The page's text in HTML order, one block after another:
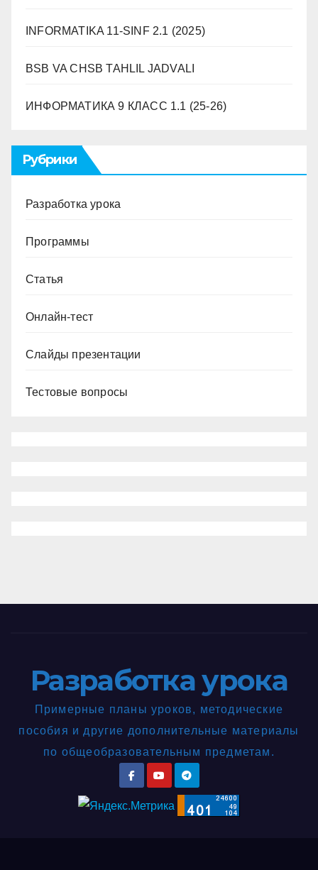
INFORMATIKA 11-SINF 2.1 (2025)
BSB VA CHSB TAHLIL JADVALI
ИНФОРМАТИКА 9 ​​КЛАСС 1.1 (25-26)
Рубрики
Разработка урока
Программы
Статья
Онлайн-тест
Слайды презентации
Тестовые вопросы
Разработка урока
Примерные планы уроков, методические
пособия и другие дополнительные материалы
по общеобразовательным предметам.